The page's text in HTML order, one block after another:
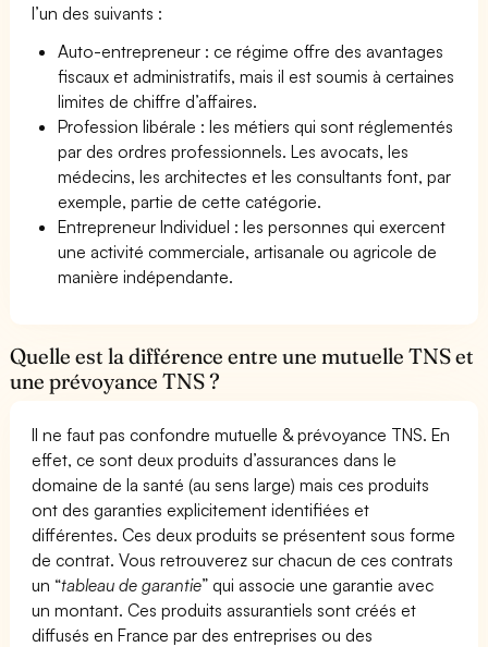
l’un des suivants :
Auto-entrepreneur : ce régime offre des avantages
fiscaux et administratifs, mais il est soumis à certaines
limites de chiffre d’affaires.
Profession libérale : les métiers qui sont réglementés
par des ordres professionnels. Les avocats, les
médecins, les architectes et les consultants font, par
exemple, partie de cette catégorie.
Entrepreneur Individuel : les personnes qui exercent
une activité commerciale, artisanale ou agricole de
manière indépendante.
Quelle est la différence entre une mutuelle TNS et
une prévoyance TNS ?
Il ne faut pas confondre mutuelle & prévoyance TNS. En
effet, ce sont deux produits d’assurances dans le
domaine de la santé (au sens large) mais ces produits
ont des garanties explicitement identifiées et
différentes. Ces deux produits se présentent sous forme
de contrat. Vous retrouverez sur chacun de ces contrats
un “tableau de garantie” qui associe une garantie avec
un montant. Ces produits assurantiels sont créés et
diffusés en France par des entreprises ou des